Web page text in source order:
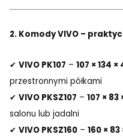
2. Komody VIVO –
✔ VIVO PK107 – 107 × 134
przestronnymi półkami
✔ VIVO PKSZ107 – 107 ×
salonu lub jadalni
✔ VIVO PKSZ160 – 160 ×